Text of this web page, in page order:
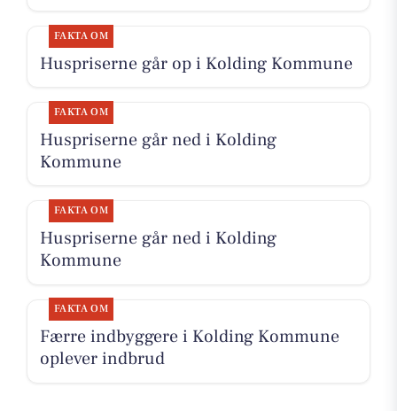
FAKTA OM
Huspriserne går op i Kolding Kommune
FAKTA OM
Huspriserne går ned i Kolding
Kommune
FAKTA OM
Huspriserne går ned i Kolding
Kommune
FAKTA OM
Færre indbyggere i Kolding Kommune
oplever indbrud